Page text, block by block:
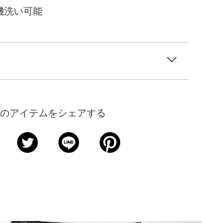
洗い可能
-
アイテムをシェアする